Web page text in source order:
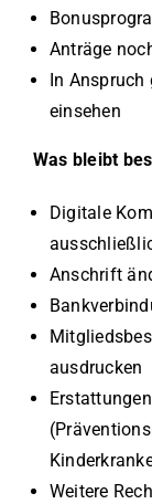
Anträge
In Anspruch
einsehen
Was bleibt
Digitale
Anschrift
ausdrucken
Weitere